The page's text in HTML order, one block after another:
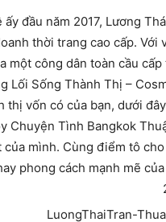
ấy đầu năm 2017, Lương
thời trang cao cấp.
một công dân toàn cầu
Lối Sống Thành Thị –
thị vốn có của bạn, dưới
Chuyện Tình Bangkok
của mình. Cùng điểm tô
phong cách mạnh mẽ